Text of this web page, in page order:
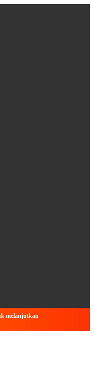
melanjutkan